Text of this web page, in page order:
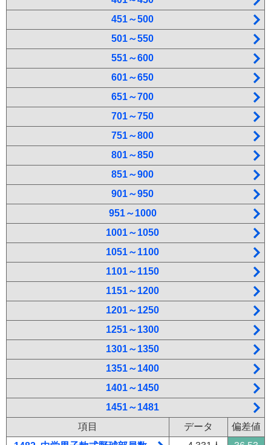
451～500
501～550
551～600
601～650
651～700
701～750
751～800
801～850
851～900
901～950
951～1000
1001～1050
1051～1100
1101～1150
1151～1200
1201～1250
1251～1300
1301～1350
1351～1400
1401～1450
1451～1481
項目
データ
偏差値